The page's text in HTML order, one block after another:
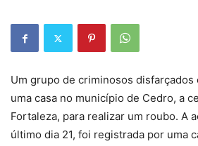
Um grupo de criminosos
uma casa no município de Cedro, a
Fortaleza, para realizar um roubo. A
último dia 21, foi registrada por uma